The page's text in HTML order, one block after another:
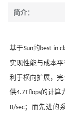
简介：
基于Sun的best in
实现性能与成本
利于横向扩展，
供4.7Tflops的计算
B/sec；而先进的